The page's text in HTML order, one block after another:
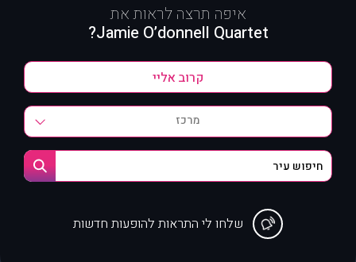
איפה תרצה לראות את
Jamie O’donnell Quartet?
מרכז
שלחו לי התראות להופעות חדשות